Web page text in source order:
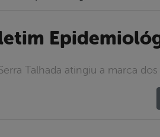
Talhada atingiu a marca